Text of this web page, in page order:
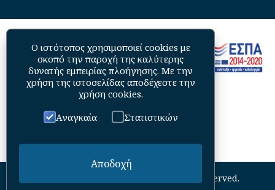
Academy of Athens. All Rights Reserved.
Ο ιστότοπος χρησιμοποιεί cookies με
σκοπό την παροχή της καλύτερης
δυνατής εμπειρίας πλοήγησης. Με την
χρήση της ιστοσελίδας αποδέχεστε την
χρήση cookies.
Αναγκαία
Στατιστικών
Αποδοχή